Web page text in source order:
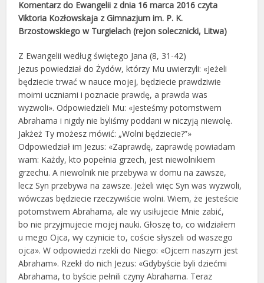
Komentarz do Ewangelii z dnia 16 marca 2016 czyta
Viktoria Kozłowskaja z Gimnazjum im. P. K.
Brzostowskiego w Turgielach (rejon solecznicki, Litwa)
Z Ewangelii według świętego Jana (8, 31-42)
Jezus powiedział do Żydów, którzy Mu uwierzyli: «Jeżeli
będziecie trwać w nauce mojej, będziecie prawdziwie
moimi uczniami i poznacie prawdę, a prawda was
wyzwoli». Odpowiedzieli Mu: «Jesteśmy potomstwem
Abrahama i nigdy nie byliśmy poddani w niczyją niewolę.
Jakżeż Ty możesz mówić: „Wolni będziecie?”»
Odpowiedział im Jezus: «Zaprawdę, zaprawdę powiadam
wam: Każdy, kto popełnia grzech, jest niewolnikiem
grzechu. A niewolnik nie przebywa w domu na zawsze,
lecz Syn przebywa na zawsze. Jeżeli więc Syn was wyzwoli,
wówczas będziecie rzeczywiście wolni. Wiem, że jesteście
potomstwem Abrahama, ale wy usiłujecie Mnie zabić,
bo nie przyjmujecie mojej nauki. Głoszę to, co widziałem
u mego Ojca, wy czynicie to, coście słyszeli od waszego
ojca». W odpowiedzi rzekli do Niego: «Ojcem naszym jest
Abraham». Rzekł do nich Jezus: «Gdybyście byli dziećmi
Abrahama, to byście pełnili czyny Abrahama. Teraz